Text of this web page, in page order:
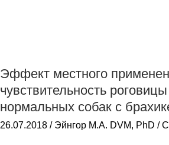
Эффект местного
чувствительность
нормальных собак с
26.07.2018 / Эйнгор М.А. DVM, PhD /
применения
0.3%
налтрексона
на